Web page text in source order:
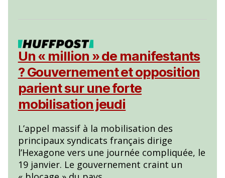
Un « million » de manifestants
? Gouvernement et opposition
parient sur une forte
mobilisation jeudi
L’appel massif à la mobilisation des
principaux syndicats français dirige
l’Hexagone vers une journée compliquée, le
19 janvier. Le gouvernement craint un